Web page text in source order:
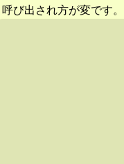
呼び出され方が変です。